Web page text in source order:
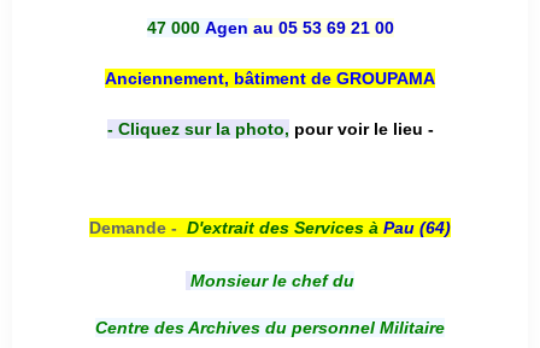
47 000 Agen au 05 53 69 21 00
Anciennement, bâtiment de GROUPAMA
- Cliquez sur la photo, pour voir le lieu -
Demande - D'extrait des Services à Pau (64)
Monsieur le chef du
Centre des Archives du personnel Militaire